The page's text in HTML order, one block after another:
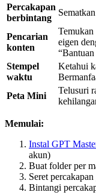
Percakapan
berbintang
Pencarian
konten
Temukan
eigen
Stempel
waktu
Ketahui
Peta Mini
Telusuri
Memulai:
Instal GPT
akun)
Buat folder per
Seret
Bintangi